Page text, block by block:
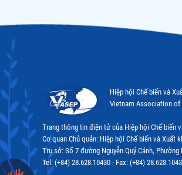
Hiệp hội Chế biến và
Vietnam Association of
Trang thông tin điện tử của Hiệp hội Chế biến
Cơ quan Chủ quản: Hiệp hội Chế biến và Xuất
Trụ sở: Số 7 đường Nguyễn Quý Cảnh,
Tel: (+84) 28.628.10430 - Fax: (+84)